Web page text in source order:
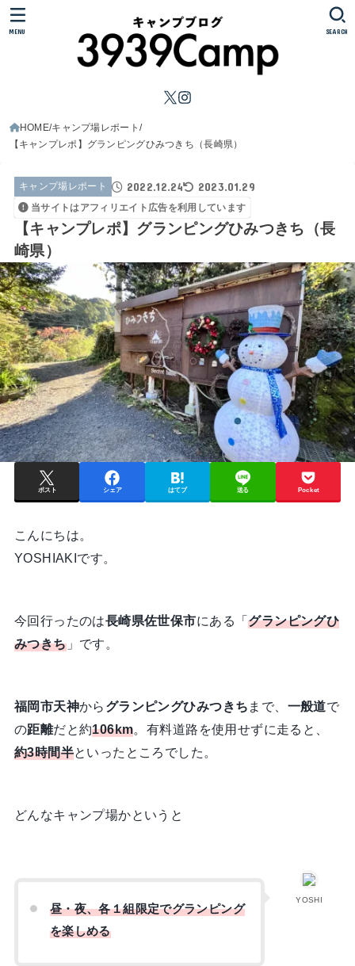
SEARCH
MENU
HOME キャンプ場レポート
【キャンプレポ】グランピングひみつきち（長崎県）
キャンプ場レポート 2022.12.24 2023.01.29
当サイトはアフィリエイト広告を利用しています
【キャンプレポ】グランピングひみつきち（長
崎県）
ポスト シェア はてブ 送る Pocket
こんにちは。
YOSHIAKIです。
今回行ったのは長崎県佐世保市にある「グランピングひ
みつきち」です。
福岡市天神から グランピングひみつきち まで、 一般道で
の距離だと約106km。有料道路を使用せずに走ると、
約3時間半といったところでした。
どんなキャンプ場かというと
YOSHI
昼・夜、各１組限定でグランピング
を楽しめる